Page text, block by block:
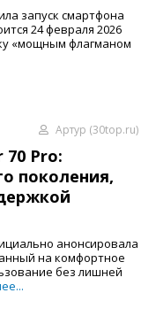
запуск смартфона
24 февраля 2026
«мощным флагманом
Артур (30top.ru)
70 Pro:
поколения,
анонсировала
на комфортное
без лишней